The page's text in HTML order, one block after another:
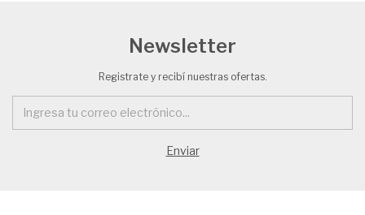
Newsletter
Registrate y recibí nuestras ofertas.